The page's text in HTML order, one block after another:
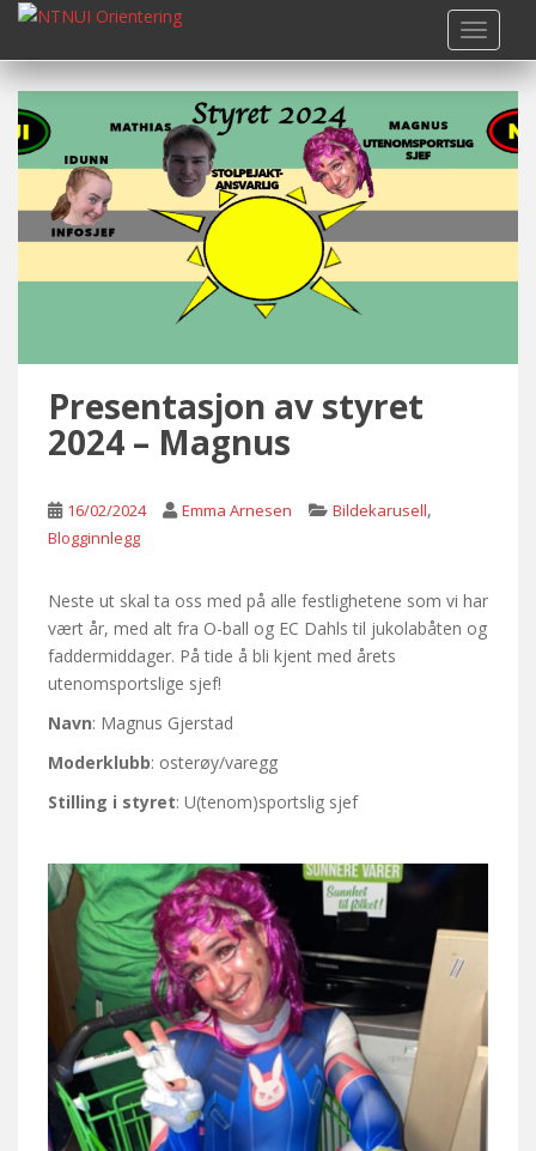
i
Presentasjon av styret
2024 – Magnus
16/02/2024 Emma Arnesen Bildekarusell,
Blogginnlegg
Neste ut skal ta oss med på alle festlighetene som vi har
vært år, med alt fra O-ball og EC Dahls til jukolabåten og
faddermiddager. På tide å bli kjent med årets
utenomsportslige sjef!
Navn: Magnus Gjerstad
Moderklubb: osterøy/varegg
Stilling i styret: U(tenom)sportslig sjef